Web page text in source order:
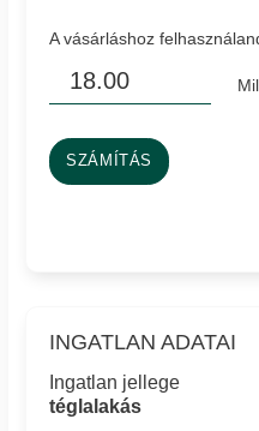
A vásárláshoz
SZÁMÍTÁS
INGATLAN ADATAI
Ingatlan jellege
téglalakás